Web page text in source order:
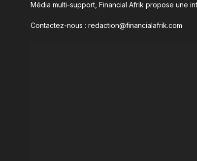
Média multi-support, Financial Afrik propose une
Contactez-nous : redaction@financialafrik.com